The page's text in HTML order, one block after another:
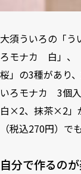
大須ういろの「う
ろモナカ 白」、
桜」の3種があり
いろモナカ 3個入
白×2、抹茶×2」
（税込270円）で
自分で作るの